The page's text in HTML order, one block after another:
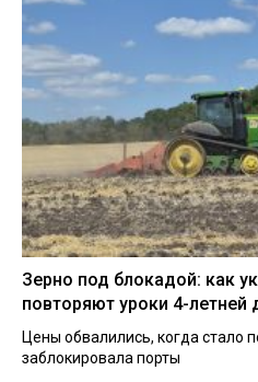
Зерно под блокадой: как
повторяют уроки 4-летней
Цены обвалились, когда стало
заблокировала порты